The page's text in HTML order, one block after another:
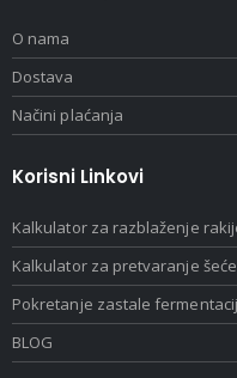
O nama
Dostava
Načini plaćanja
Korisni Linkovi
Kalkulator za razblaženje
Kalkulator za pretvaranje
Pokretanje zastale
BLOG